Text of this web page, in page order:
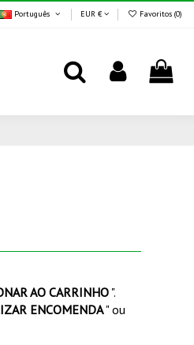
Português EUR € Favoritos (0)
AO CARRINHO".
ENCOMENDA" ou